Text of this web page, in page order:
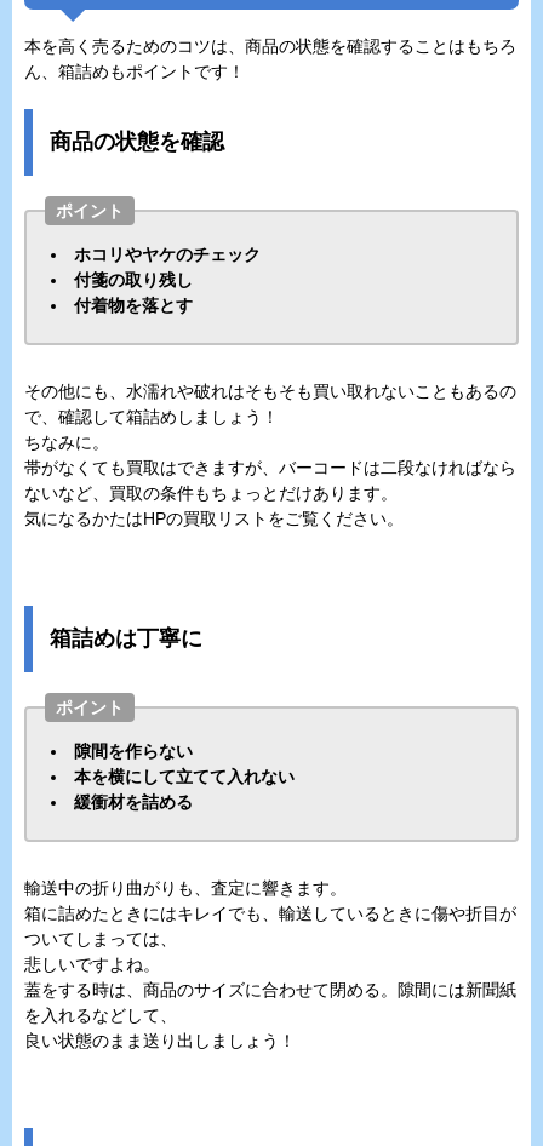
本を高く売るためのコツは、商品の状態を確認することはもちろ
ん、箱詰めもポイントです！
商品の状態を確認
ポイント
ホコリやヤケのチェック
付箋の取り残し
付着物を落とす
その他にも、水濡れや破れはそもそも買い取れないこともあるの
で、確認して箱詰めしましょう！
ちなみに。
帯がなくても買取はできますが、バーコードは二段なければなら
ないなど、買取の条件もちょっとだけあります。
気になるかたはHPの買取リストをご覧ください。
箱詰めは丁寧に
ポイント
隙間を作らない
本を横にして立てて入れない
緩衝材を詰める
輸送中の折り曲がりも、査定に響きます。
箱に詰めたときにはキレイでも、輸送しているときに傷や折目が
ついてしまっては、
悲しいですよね。
蓋をする時は、商品のサイズに合わせて閉める。隙間には新聞紙
を入れるなどして、
良い状態のまま送り出しましょう！